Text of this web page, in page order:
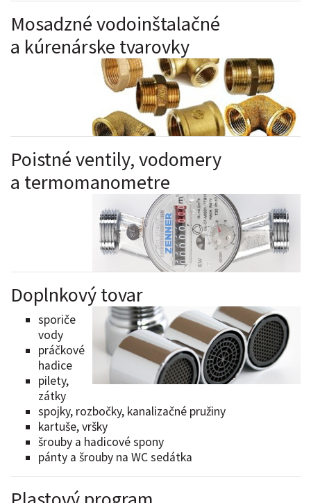
Mosadzné vodoinštalačné
a kúrenárske tvarovky
Poistné ventily, vodomery
a termomanometre
Doplnkový tovar
sporiče
vody
práčkové
hadice
pilety,
zátky
spojky, rozbočky, kanalizačné pružiny
kartuše, vršky
šrouby a hadicové spony
pánty a šrouby na WC sedátka